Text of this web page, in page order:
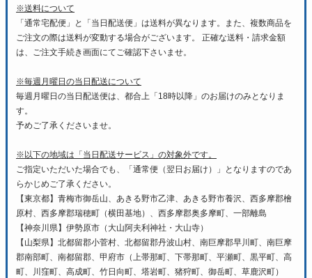
※送料について
「通常宅配便」と「当日配送便」は送料が異なります。また、複数商品を
ご注文の際は送料が変動する場合がございます。 正確な送料・請求金額
は、ご注文手続き画面にてご確認下さいませ。
※毎週月曜日の当日配送について
毎週月曜日の当日配送便は、都合上「18時以降」のお届けのみとなりま
す。
予めご了承くださいませ。
※以下の地域は「当日配送サービス」の対象外です。
ご指定いただいた場合でも、「通常便（翌日お届け）」となりますのであ
らかじめご了承ください。
【東京都】青梅市御岳山、あきる野市乙津、あきる野市養沢、西多摩郡檜
原村、西多摩郡瑞穂町（横田基地）、西多摩郡奥多摩町、一部離島
【神奈川県】伊勢原市（大山阿夫利神社・大山寺）
【山梨県】北都留郡小菅村、北都留郡丹波山村、南巨摩郡早川町、南巨摩
郡南部町、南都留郡、甲府市（上帯那町、下帯那町、平瀬町、黒平町、高
町、川窪町、高成町、竹日向町、塔岩町、猪狩町、御岳町、草鹿沢町）